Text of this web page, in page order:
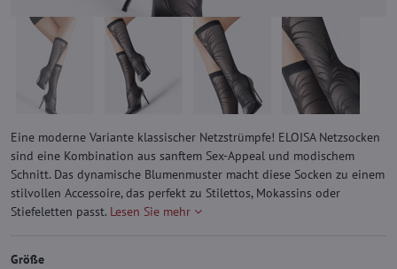
Eine moderne Variante klassischer Netzstrümpfe! ELOISA Netzsocken
sind eine Kombination aus sanftem Sex-Appeal und modischem
Schnitt. Das dynamische Blumenmuster macht diese Socken zu einem
stilvollen Accessoire, das perfekt zu Stilettos, Mokassins oder
Stiefeletten passt. Lesen Sie mehr
Größe